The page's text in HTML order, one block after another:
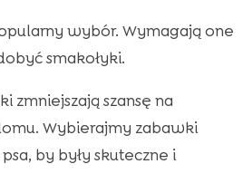
wybór. Wymagają one
smakołyki.
szansę na
Wybierajmy zabawki
by były skuteczne i